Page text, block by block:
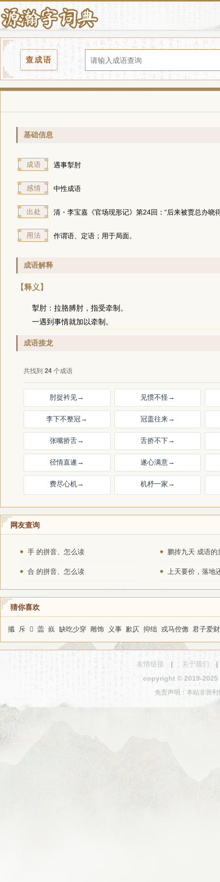
查成语
基础信息
成语 遇事掣肘
感情 中性成语
出处 清・李宝嘉《官场现形记》第24回：“后来被贾总办晓
用法 作谓语、定语；用于局面。
成语解释
【释义】
掣肘：拉胳膊肘，指受牵制。
一遇到事情就加以牵制。
成语接龙
共找到 24个成语
肘捉衿见→ 见惯不怪→
李下不整冠→ 冠盖往来→
张嘴挢舌→ 舌挢不下→
径情直遂→ 遂心满意→
费尽心机→ 机杼一家→
网友查询
手 的拼音、怎么读 鹏抟九天 成语的
合 的拼音、怎么读
猜你喜欢
攕 斥 𩛣 蘦 㠇 缺吃少穿 雕饰 义事 歉仄 抑绌 戎马倥偬 君子爱
友情链接 | 关于我们
copyright © 2019-2025
免责声明：本站非营